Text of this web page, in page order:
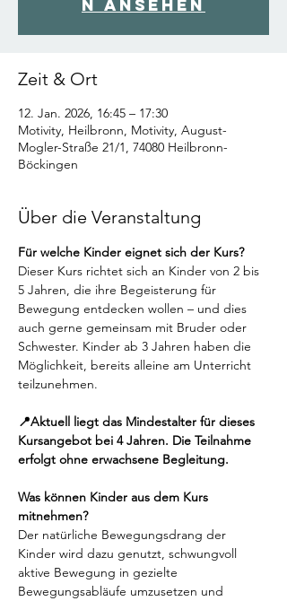
n ansehen
Zeit & Ort
12. Jan. 2026, 16:45 – 17:30
Motivity, Heilbronn, Motivity, August-
Mogler-Straße 21/1, 74080 Heilbronn-
Böckingen
Über die Veranstaltung
Für welche Kinder eignet sich der Kurs?
Dieser Kurs richtet sich an Kinder von 2 bis
5 Jahren, die ihre Begeisterung für
Bewegung entdecken wollen – und dies
auch gerne gemeinsam mit Bruder oder
Schwester. Kinder ab 3 Jahren haben die
Möglichkeit, bereits alleine am Unterricht
teilzunehmen.
📍Aktuell liegt das Mindestalter für dieses
Kursangebot bei 4 Jahren. Die Teilnahme
erfolgt ohne erwachsene Begleitung.
Was können Kinder aus dem Kurs
mitnehmen?
Der natürliche Bewegungsdrang der
Kinder wird dazu genutzt, schwungvoll
aktive Bewegung in gezielte
Bewegungsabläufe umzusetzen und